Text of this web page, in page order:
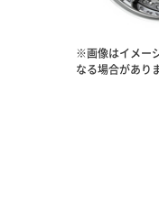
※画像はイメー
なる場合があり